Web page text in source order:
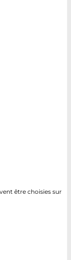
être choisies sur